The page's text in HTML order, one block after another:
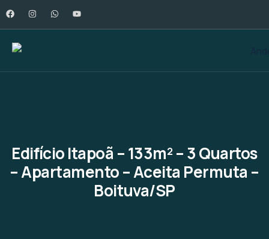
Edifício Itapoã – 133m² – 3 Quartos
– Apartamento – Aceita Permuta –
Boituva/SP